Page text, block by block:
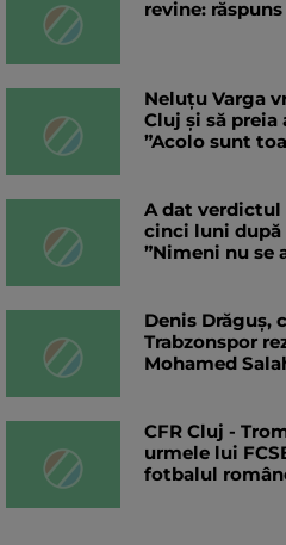
revine:
Neluțu Varga
Cluj și să
”Acolo sunt
A dat verdictul
cinci luni după
”Nimeni nu se
Denis Drăguș,
Trabzonspor
Mohamed
CFR Cluj -
urmele lui
fotbalul